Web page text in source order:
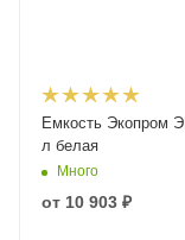
Емкость Экопром
л белая
Много
от 10 903 ₽